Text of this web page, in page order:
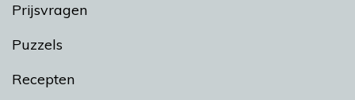
Prijsvragen
Puzzels
Recepten